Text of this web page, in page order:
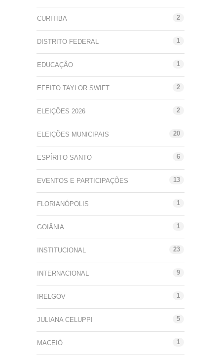
CURITIBA 2
DISTRITO FEDERAL 1
EDUCAÇÃO 1
EFEITO TAYLOR SWIFT 2
ELEIÇÕES 2026 2
ELEIÇÕES MUNICIPAIS 20
ESPÍRITO SANTO 6
EVENTOS E PARTICIPAÇÕES 13
FLORIANÓPOLIS 1
GOIÂNIA 1
INSTITUCIONAL 23
INTERNACIONAL 9
IRELGOV 1
JULIANA CELUPPI 5
MACEIÓ 1